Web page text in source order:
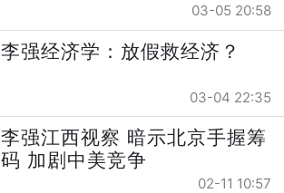
03-05 20:58
李强经济学：放假救经济？
03-04 22:35
李强江西视察 暗示北京手握筹
码 加剧中美竞争
02-11 10:57